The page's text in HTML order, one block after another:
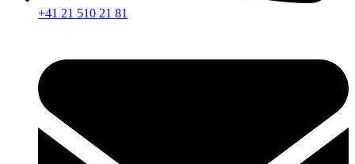
+41 21 510 21 81